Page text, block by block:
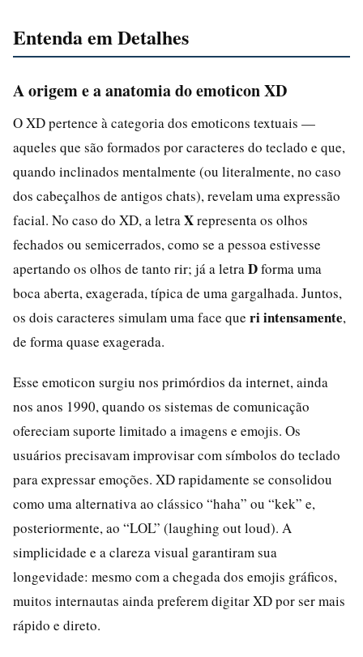
Entenda em Detalhes
A origem e a anatomia do emoticon XD
O XD pertence à categoria dos emoticons textuais —
aqueles que são formados por caracteres do teclado e que,
quando inclinados mentalmente (ou literalmente, no caso
dos cabeçalhos de antigos chats), revelam uma expressão
facial. No caso do XD, a letra Xrepresenta os olhos
fechados ou semicerrados, como se a pessoa estivesse
apertando os olhos de tanto rir; já a letra Dforma uma
boca aberta, exagerada, típica de uma gargalhada. Juntos,
os dois caracteres simulam uma face que ri intensamente,
de forma quase exagerada.
Esse emoticon surgiu nos primórdios da internet, ainda
nos anos 1990, quando os sistemas de comunicação
ofereciam suporte limitado a imagens e emojis. Os
usuários precisavam improvisar com símbolos do teclado
para expressar emoções. XD rapidamente se consolidou
como uma alternativa ao clássico “haha” ou “kek” e,
posteriormente, ao “LOL” (laughing out loud). A
simplicidade e a clareza visual garantiram sua
longevidade: mesmo com a chegada dos emojis gráficos,
muitos internautas ainda preferem digitar XD por ser mais
rápido e direto.